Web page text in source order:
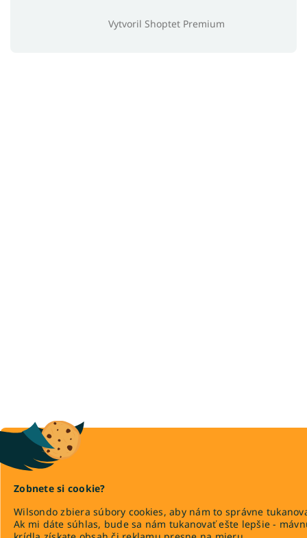
Zobnete si cookie?
Wilsondo zbiera súbory cookies, aby nám to správne
Ak mi dáte súhlas, bude sa nám tukanovať ešte lepšie -
Vytvoril Shoptet Premium